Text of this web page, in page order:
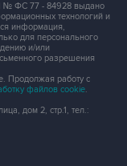
№ ФС 77 - 84928 выдано
технологий и
информация,
для персонального
и/или
разрешения
Продолжая работу с
файлов cookie.
дом 2, стр.1, тел.: